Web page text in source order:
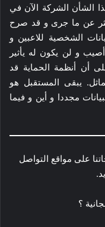
الشأن الشركة الآن في
عن ما جرى و قد صرح
الشخصية للاعبين و
و لن يكون له يأثير
أن أنظمة الحماية قد
يبقى المستقبل هو
مجددا و أين و فيما
على مواقع التواصل
؟